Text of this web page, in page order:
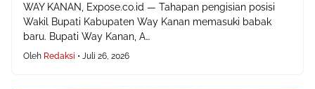
WAY KANAN, Expose.co.id — Tahapan pengisian posisi
Wakil Bupati Kabupaten Way Kanan memasuki babak
baru. Bupati Way Kanan, A…
Oleh Redaksi • Juli 26, 2026